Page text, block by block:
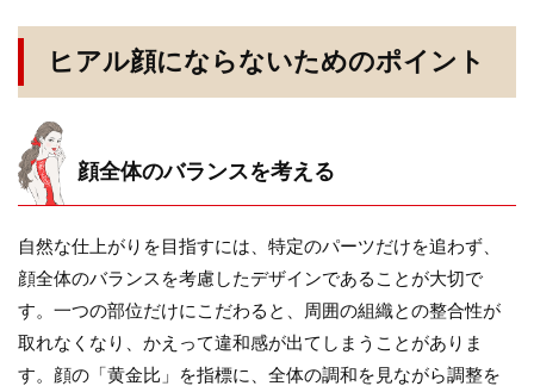
ヒアル顔にならないためのポイント
顔全体のバランスを考える
自然な仕上がりを目指すには、特定のパーツだけを追わず、
顔全体のバランスを考慮したデザインであることが大切で
す。一つの部位だけにこだわると、周囲の組織との整合性が
取れなくなり、かえって違和感が出てしまうことがありま
す。顔の「黄金比」を指標に、全体の調和を見ながら調整を